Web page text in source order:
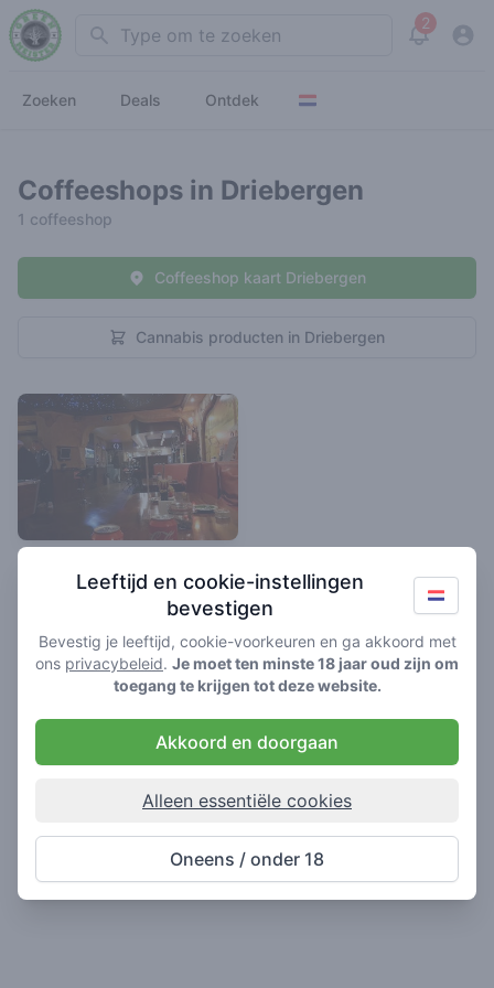
Search 2
View
Zoeken Deals Ontdek
Coffeeshops in Driebergen
1 coffeeshop
Cannabis producten in Driebergen
Coffeeshop kaart Driebergen
Flamingo
Coffeeshop in Driebergen
Leeftijd en cookie-instellingen
bevestigen
Bevestig je leeftijd, cookie-voorkeuren en ga akkoord met
ons privacybeleid. Je moet ten minste 18 jaar oud zijn om
toegang te krijgen tot deze website.
Akkoord en doorgaan
Alleen essentiële cookies
Oneens / onder 18